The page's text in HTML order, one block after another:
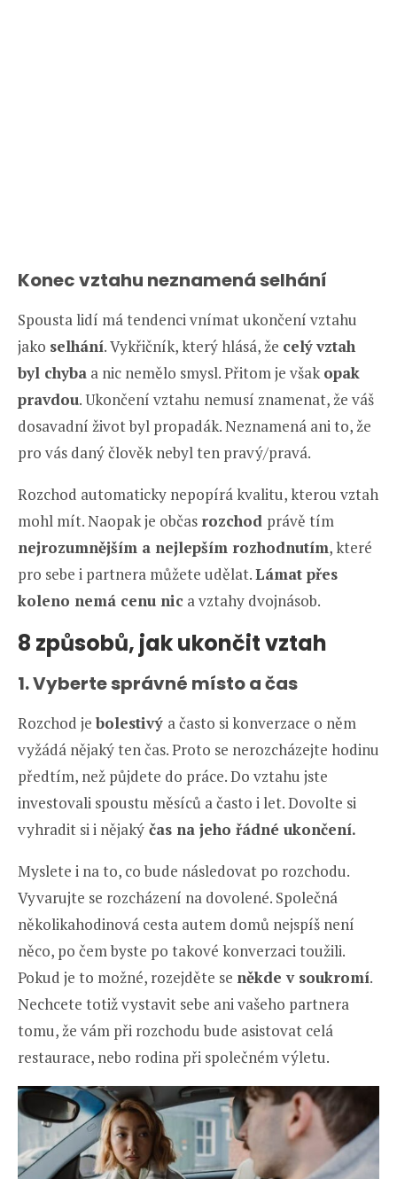
Konec vztahu neznamená selhání
Spousta lidí má tendenci vnímat ukončení vztahu
jako selhání. Vykřičník, který hlásá, že celývztah
byl chyba a nic nemělo smysl. Přitom je všakopak
pravdou. Ukončení vztahu nemusí znamenat, že váš
dosavadní život byl propadák. Neznamená ani to, že
pro vás daný člověk nebyl ten pravý/pravá.
Rozchod automaticky nepopírá kvalitu, kterou vztah
mohl mít. Naopak je občas rozchod právě tím
nejrozumnějším a nejlepším rozhodnutím, které
pro sebe i partnera můžete udělat.Lámat přes
koleno nemá cenu nic a vztahy dvojnásob.
8 způsobů, jak ukončit vztah
1. Vyberte správné místo a čas
Rozchod je bolestivý a často si konverzace o něm
vyžádá nějaký ten čas. Proto se nerozcházejte hodinu
předtím, než půjdete do práce. Do vztahu jste
investovali spoustu měsíců a často i let. Dovolte si
vyhradit si i nějaký čas na jeho řádné ukončení.
Myslete i na to, co bude následovat po rozchodu.
Vyvarujte se rozcházení na dovolené. Společná
několikahodinová cesta autem domů nejspíš není
něco, po čem byste po takové konverzaci toužili.
Pokud je to možné, rozejděte se někde v soukromí.
Nechcete totiž vystavit sebe ani vašeho partnera
tomu, že vám při rozchodu bude asistovat celá
restaurace, nebo rodina při společném výletu.